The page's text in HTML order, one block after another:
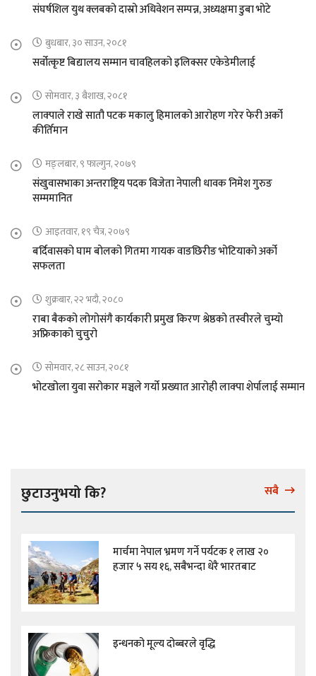
संघर्षशिल युथ क्लबको दास्रो अधिवेशन सम्पन्न, अध्यक्षमा डुबा भोटे
बुधबार, ३० साउन, २०८१
सर्वोत्कृष्ट बिद्यालय सम्मान चावहिलको इलिक्सर एकेडेमीलाई
सोमवार, ३ बैशाख, २०८१
लाक्पाले राखे सातौ पटक मकालु हिमालको आरोहण गरेर फेरी अर्को
कीर्तिमान
मङ्लबार, ९ फाल्गुन, २०७९
संखुवासभाका अन्तराष्ट्रिय पदक विजेता नेपाली धावक निमेश गुरुङ
सम्ममानित
आइतवार, १९ चैत्र, २०७९
बर्दिवासको घाम बोलको गितमा गायक वाङछिरीङ भोटियाको अर्को
सफलता
शुक्रबार, २२ भदौ, २०८०
राबा बैकको लोगोसंगै कार्यकारी प्रमुख किरण श्रेष्ठको तस्वीरले चुम्यो
अफ्रिकाको चुचुरो
सोमवार, २८ साउन, २०८१
भोटखोला युवा सरोकार मञ्चले गर्यो प्रख्यात आरोही लाक्पा शेर्पालाई सम्मान
छुटाउनुभयो कि? सबै
मार्चमा नेपाल भ्रमण गर्ने पर्यटक १ लाख २०
हजार ५ सय १६, सबैभन्दा धेरै भारतबाट
इन्धनको मूल्य दोब्बरले वृद्धि